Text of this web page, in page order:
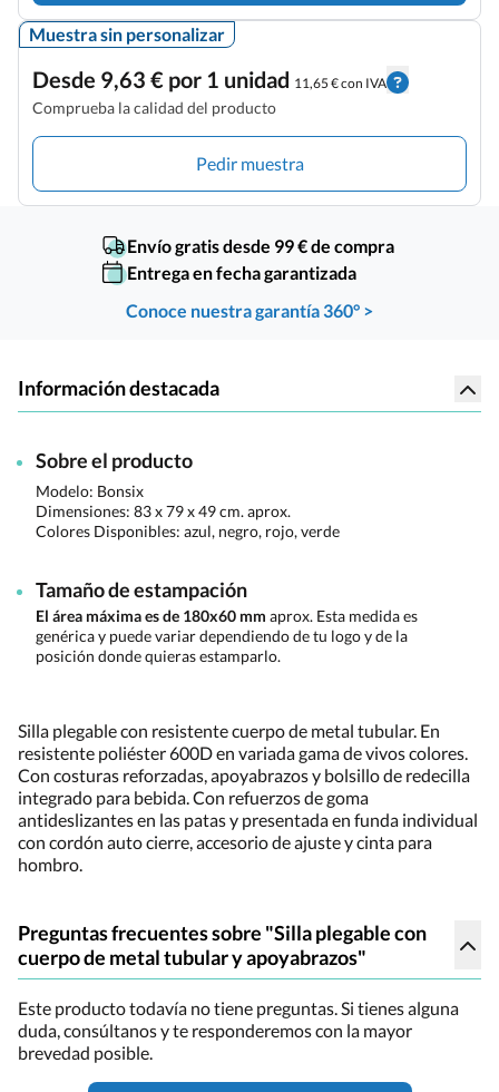
Muestra sin personalizar
Desde 9,63 € por 1 unidad 11,65 € con IVA
Comprueba la calidad del producto
Pedir muestra
Envío gratis desde 99 € de compra
Entrega en fecha garantizada
Conoce nuestra garantía 360° >
Información destacada
Sobre el producto
Modelo: Bonsix
Dimensiones: 83 x 79 x 49 cm. aprox.
Colores Disponibles: azul, negro, rojo, verde
Tamaño de estampación
El área máxima es de 180x60 mm aprox. Esta medida es
genérica y puede variar dependiendo de tu logo y de la
posición donde quieras estamparlo.
Silla plegable con resistente cuerpo de metal tubular. En
resistente poliéster 600D en variada gama de vivos colores.
Con costuras reforzadas, apoyabrazos y bolsillo de redecilla
integrado para bebida. Con refuerzos de goma
antideslizantes en las patas y presentada en funda individual
con cordón auto cierre, accesorio de ajuste y cinta para
hombro.
Preguntas frecuentes sobre "Silla plegable con
cuerpo de metal tubular y apoyabrazos"
Este producto todavía no tiene preguntas. Si tienes alguna
duda, consúltanos y te responderemos con la mayor
brevedad posible.